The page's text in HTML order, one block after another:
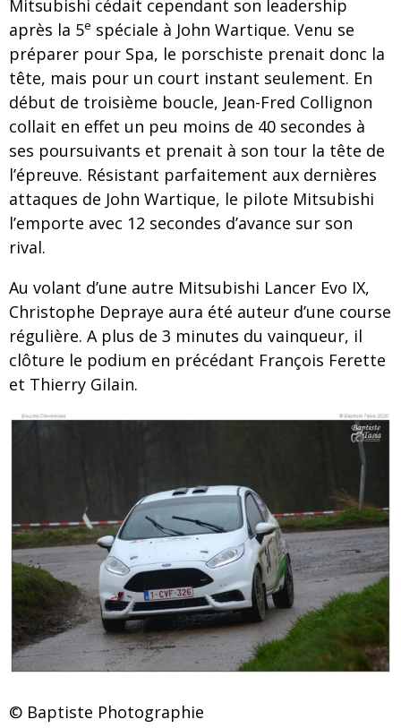
Mitsubishi cédait cependant son leadership
après la 5e spéciale à John Wartique. Venu se
préparer pour Spa, le porschiste prenait donc la
tête, mais pour un court instant seulement. En
début de troisième boucle, Jean-Fred Collignon
collait en effet un peu moins de 40 secondes à
ses poursuivants et prenait à son tour la tête de
l’épreuve. Résistant parfaitement aux dernières
attaques de John Wartique, le pilote Mitsubishi
l’emporte avec 12 secondes d’avance sur son
rival.
Au volant d’une autre Mitsubishi Lancer Evo IX,
Christophe Depraye aura été auteur d’une course
régulière. A plus de 3 minutes du vainqueur, il
clôture le podium en précédant François Ferette
et Thierry Gilain.
© Baptiste Photographie